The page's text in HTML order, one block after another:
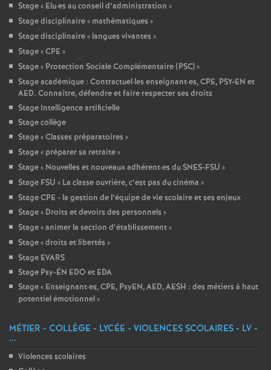
Stage « Elu·es au conseil d’administration »
Stage disciplinaire « mathématiques »
Stage disciplinaire « langues vivantes »
Stage «CPE »
Stage « Protection Sociale Complémentaire (PSC)»
Stage académique : Contractuel·les enseignant·es, CPE, PSY-EN et
AED. Connaître, défendre et faire respecter ses droits
Stage Intelligence artificielle
Stage collège
Stage «Classes préparatoires »
Stage « préparer sa retraite»
Stage « Nouvelles et nouveaux adhérent·es du SNES-FSU »
Stage FSU « La classe ouvrière, c’est pas du cinéma »
Stage CPE - la gestion de l’équipe de vie scolaire et ses enjeux
Stage « Droits et devoirs des personnels »
Stage «animer la section d’établissement»
Stage «droits et libertés »
Stage EVARS
Stage Psy-ÉN EDO et EDA
Stage « Enseignant·es, CPE, PsyEN, AED, AESH : des métiers à haut
potentiel émotionnel»
MÉTIER - COLLÈGE - LYCÉE - VIOLENCES SCOLAIRES - LV -
...
Violences scolaires